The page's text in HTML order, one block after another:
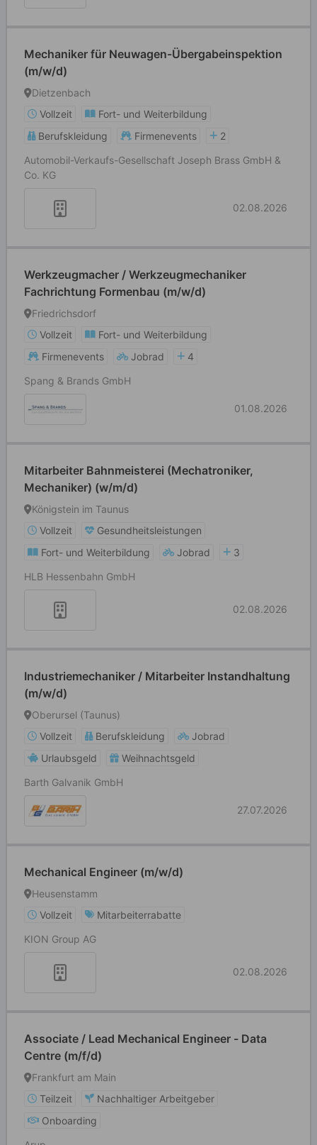
Mechaniker für Neuwagen-Übergabeinspektion
(m/w/d)
Dietzenbach
Vollzeit
Fort- und Weiterbildung
Berufskleidung
Firmenevents
2
Automobil-Verkaufs-Gesellschaft Joseph Brass GmbH &
Co. KG
02.08.2026
Werkzeugmacher / Werkzeugmechaniker
Fachrichtung Formenbau (m/w/d)
Friedrichsdorf
Vollzeit
Fort- und Weiterbildung
Firmenevents
Jobrad
4
Spang & Brands GmbH
01.08.2026
Mitarbeiter Bahnmeisterei (Mechatroniker,
Mechaniker) (w/m/d)
Königstein im Taunus
Vollzeit
Gesundheitsleistungen
Fort- und Weiterbildung
Jobrad
3
HLB Hessenbahn GmbH
02.08.2026
Industriemechaniker / Mitarbeiter Instandhaltung
(m/w/d)
Oberursel (Taunus)
Vollzeit
Berufskleidung
Jobrad
Urlaubsgeld
Weihnachtsgeld
Barth Galvanik GmbH
27.07.2026
Mechanical Engineer (m/w/d)
Heusenstamm
Vollzeit
Mitarbeiterrabatte
KION Group AG
02.08.2026
Associate / Lead Mechanical Engineer - Data
Centre (m/f/d)
Frankfurt am Main
Teilzeit
Nachhaltiger Arbeitgeber
Onboarding